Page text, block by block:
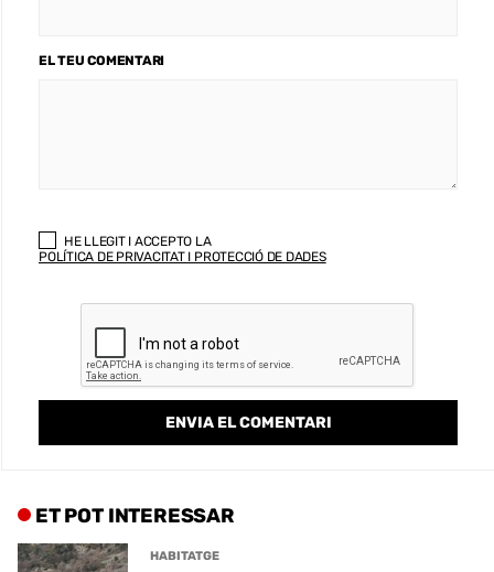
EL TEU COMENTARI
HE LLEGIT I ACCEPTO LA
POLÍTICA DE PRIVACITAT I PROTECCIÓ DE DADES
ET POT INTERESSAR
HABITATGE